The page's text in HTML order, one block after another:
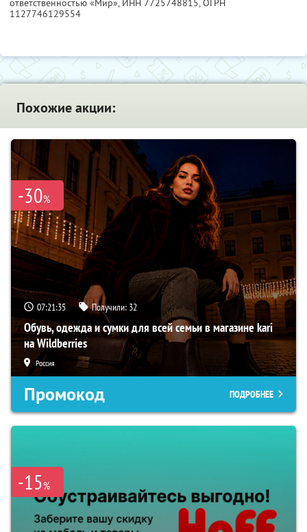
ответственностью «Мир», ИНН 7725748815, ОГРН
1127746129554
Похожие акции:
-30%
07:21:34 Получили: 32
Обувь, одежда и сумки для всей семьи в магазине kari
на Wildberries
Россия
Промокод ПОДРОБНЕЕ
-15%